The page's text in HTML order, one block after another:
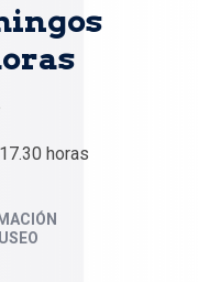
horas